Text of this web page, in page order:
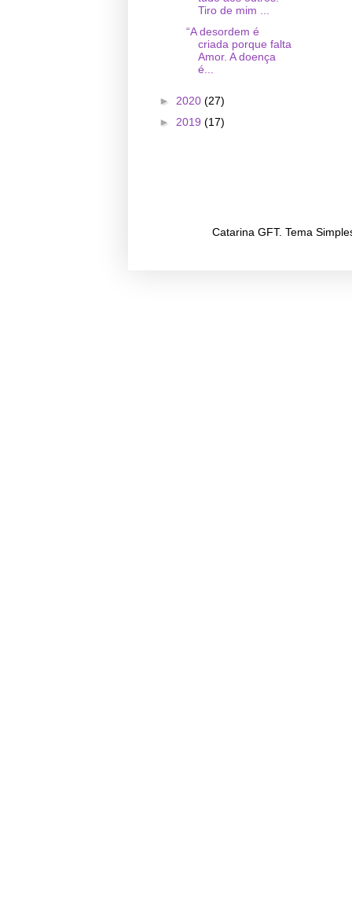
Tiro de mim ...
“A desordem é
criada porque falta
Amor. A doença
é...
► 2020(27)
► 2019(17)
Catarina GFT. Tema